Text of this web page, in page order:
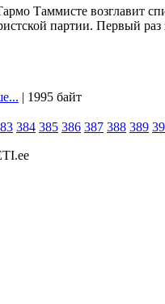
Таммисте возглавит
партии. Первый
| 1995 байт
384 385 386 387 388 389